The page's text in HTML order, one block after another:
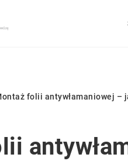
folii antywłamaniowej –